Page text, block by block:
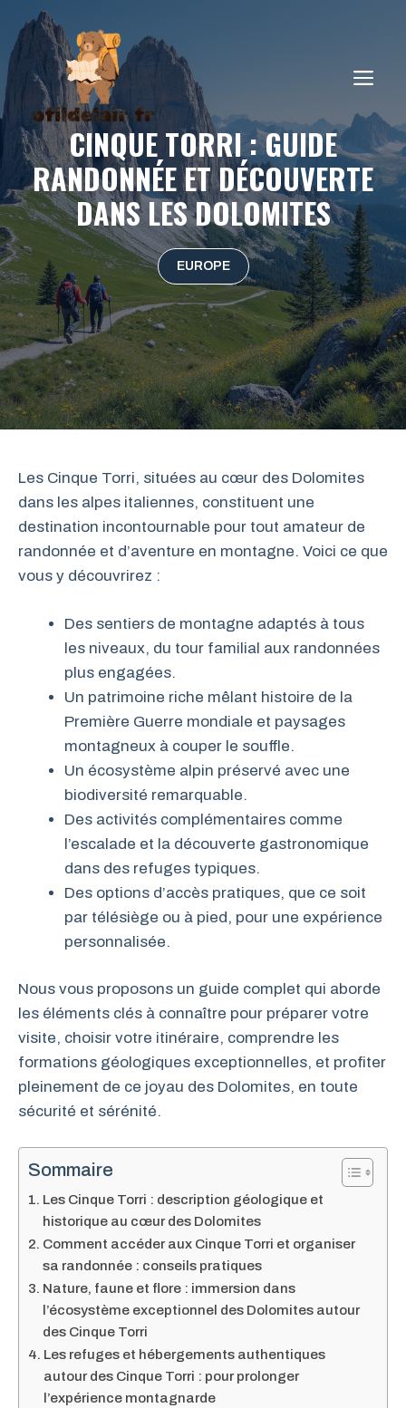
contenu
CINQUE TORRI : GUIDE
RANDONNÉE ET DÉCOUVERTE
DANS LES DOLOMITES
EUROPE
Les Cinque Torri, situées au cœur des Dolomites
dans les alpes italiennes, constituent une
destination incontournable pour tout amateur de
randonnée et d’aventure en montagne. Voici ce que
vous y découvrirez :
Des sentiers de montagne adaptés à tous
les niveaux, du tour familial aux randonnées
plus engagées.
Un patrimoine riche mêlant histoire de la
Première Guerre mondiale et paysages
montagneux à couper le souffle.
Un écosystème alpin préservé avec une
biodiversité remarquable.
Des activités complémentaires comme
l’escalade et la découverte gastronomique
dans des refuges typiques.
Des options d’accès pratiques, que ce soit
par télésiège ou à pied, pour une expérience
personnalisée.
Nous vous proposons un guide complet qui aborde
les éléments clés à connaître pour préparer votre
visite, choisir votre itinéraire, comprendre les
formations géologiques exceptionnelles, et profiter
pleinement de ce joyau des Dolomites, en toute
sécurité et sérénité.
Sommaire
Les Cinque Torri : description géologique et
historique au cœur des Dolomites
Comment accéder aux Cinque Torri et organiser
sa randonnée : conseils pratiques
Nature, faune et flore : immersion dans
l’écosystème exceptionnel des Dolomites autour
des Cinque Torri
Les refuges et hébergements authentiques
autour des Cinque Torri : pour prolonger
l’expérience montagnarde